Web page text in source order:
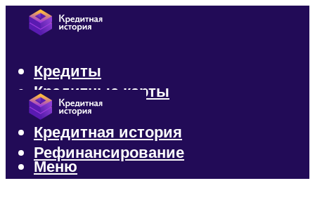
Кредиты
Кредитные карты
Микрозаймы
Кредитная история
Рефинансирование
Меню